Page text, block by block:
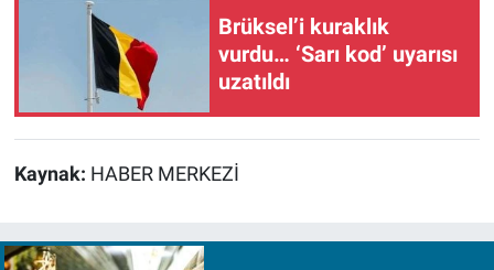
Brüksel’i kuraklık
vurdu… ‘Sarı kod’ uyarısı
uzatıldı
Kaynak: HABER MERKEZİ